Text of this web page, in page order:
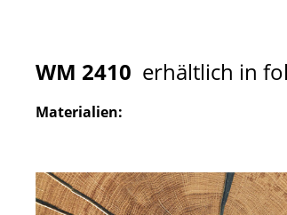
WM 2410 erhältlich in
Materialien: